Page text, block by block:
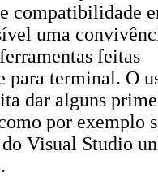
compatibilidade
uma
feitas
para terminal. O
dar alguns
por exemplo
Visual Studio